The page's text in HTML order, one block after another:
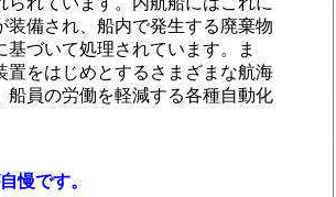
装備され、船内で発生する廃棄物
基づいて処理されています。ま
置をはじめとするさまざまな航海
船員の労働を軽減する各種自動化
慢です。